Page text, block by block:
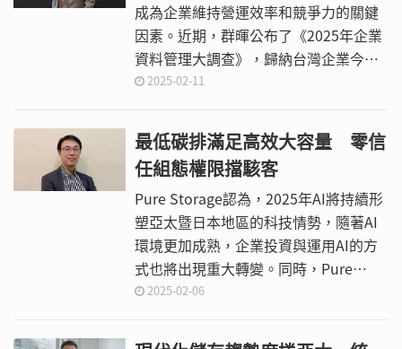
成為企業維持營運效率和競爭力的關鍵
因素。近期，群暉公布了《2025年企業
資料管理大調查》，歸納台灣企業今年
度面臨的資料儲存與保護領域挑戰，並
2025-02-11
最低碳排滿足高效大容量 零信
任組態權限擋駭客
Pure Storage認為，2025年AI將持續形
塑亞太暨日本地區的科技情勢，隨著AI
環境更加成熟，企業投資與運用AI的方
式也將出現重大轉變。同時，Pure
Storage也預測永續性將重新成為企業
將轉以資料保護為主。
2025-02-06